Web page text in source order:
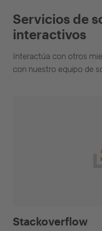
Servicios de
interactivos
Interactúa con otros
con nuestro equipo de
Stackoverflow